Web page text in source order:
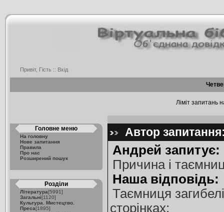
Привіт, Гість :: Вхід
Ліміт запитань
Головне меню
На головну
Нове запитання
Правила
Про нас
Розширений пошук
Розділи
Література[5991]
Загальні[1120]
Культура. Мистецтво.
Преса[1895]
Автор
Андрей запитує:
Причина і
Наша відповідь:
Таємниця
сторінках: